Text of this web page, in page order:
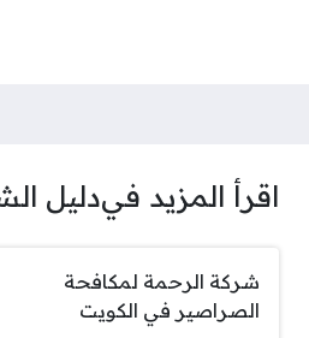
اقرأ المزيد فيدليل
شركة الرحمة لمكافحة
الصراصير في الكويت